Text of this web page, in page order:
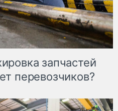
запчастей
перевозчиков?